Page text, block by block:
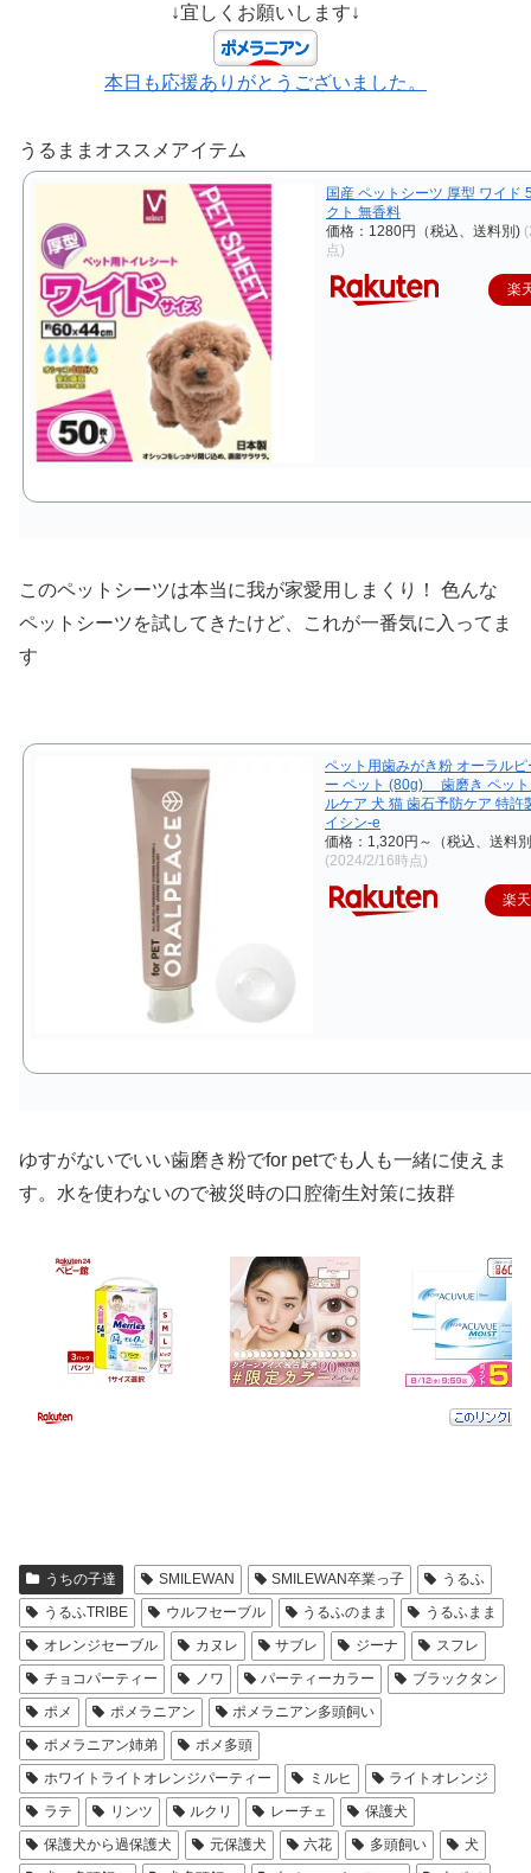
↓宜しくお願いします↓
本日も応援ありがとうございました。
うるままオススメアイテム
国産 ペットシーツ 厚型 ワイド
クト 無香料
価格：1280円（税込、送料別)
点)
楽
このペットシーツは本当に我が家愛用しまくり！ 色んな
ペットシーツを試してきたけど、これが一番気に入ってま
す
ペット用歯みがき粉 オーラルピ
ー ペット (80g) 歯磨き ペット
ルケア 犬 猫 歯石予防ケア 特許
イシン-e
価格：1,320円～（税込、送料
(2024/2/16時点)
楽
ゆすがないでいい歯磨き粉でfor petでも人も一緒に使えま
す。水を使わないので被災時の口腔衛生対策に抜群
うちの子達 SMILEWAN SMILEWAN卒業っ子
うるふ
うるふTRIBE
ウルフセーブル うるふのまま
うるふまま
オレンジセーブル
カヌレ サブレ ジーナ
スフレ
チョコパーティー
ノワ パーティーカラー
ブラックタン
ポメ
ポメラニアン
ポメラニアン多頭飼い
ポメラニアン姉弟
ポメ多頭
ホワイトライトオレンジパーティー
ミルヒ
ライトオレンジ
ラテ
リンツ ルクリ レーチェ
保護犬
保護犬から過保護犬
元保護犬 六花 多頭飼い
犬